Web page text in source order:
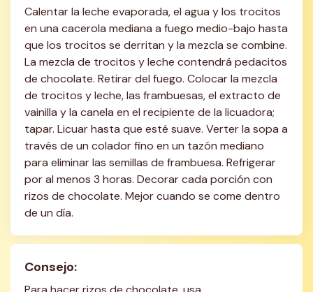
Calentar la leche evaporada, el agua y los trocitos
en una cacerola mediana a fuego medio-bajo hasta
que los trocitos se derritan y la mezcla se combine.
La mezcla de trocitos y leche contendrá pedacitos
de chocolate. Retirar del fuego. Colocar la mezcla
de trocitos y leche, las frambuesas, el extracto de
vainilla y la canela en el recipiente de la licuadora;
tapar. Licuar hasta que esté suave. Verter la sopa a
través de un colador fino en un tazón mediano
para eliminar las semillas de frambuesa. Refrigerar
por al menos 3 horas. Decorar cada porción con
rizos de chocolate. Mejor cuando se come dentro
de un día.
Consejo: